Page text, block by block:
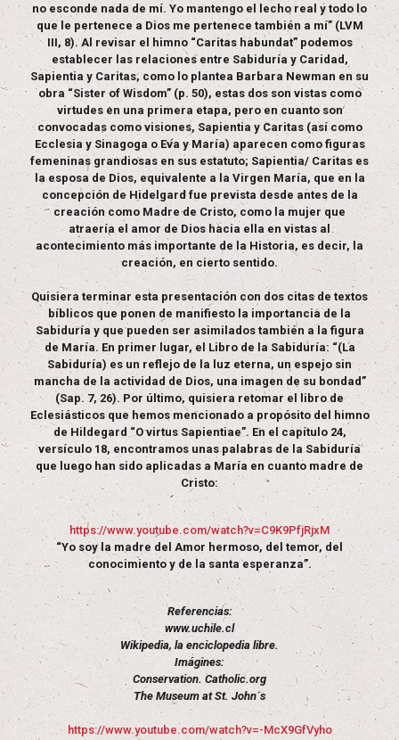
no esconde nada de mí. Yo mantengo el lecho real y todo lo
que le pertenece a Dios me pertenece también a mí” (LVM
III, 8). Al revisar el himno “Caritas habundat” podemos
establecer las relaciones entre Sabiduría y Caridad,
Sapientia y Caritas, como lo plantea Barbara Newman en su
obra “Sister of Wisdom” (p. 50), estas dos son vistas como
virtudes en una primera etapa, pero en cuanto son
convocadas como visiones, Sapientia y Caritas (así como
Ecclesia y Sinagoga o Eva y María) aparecen como figuras
femeninas grandiosas en sus estatuto; Sapientia/ Caritas es
la esposa de Dios, equivalente a la Virgen María, que en la
concepción de Hidelgard fue prevista desde antes de la
creación como Madre de Cristo, como la mujer que
atraería el amor de Dios hacia ella en vistas al
acontecimiento más importante de la Historia, es decir, la
creación, en cierto sentido.
Quisiera terminar esta presentación con dos citas de textos
bíblicos que ponen de manifiesto la importancia de la
Sabiduría y que pueden ser asimilados también a la figura
de María. En primer lugar, el Libro de la Sabiduría: “(La
Sabiduría) es un reflejo de la luz eterna, un espejo sin
mancha de la actividad de Dios, una imagen de su bondad”
(Sap. 7, 26). Por último, quisiera retomar el libro de
Eclesiásticos que hemos mencionado a propósito del himno
de Hildegard “O virtus Sapientiae”. En el capítulo 24,
versículo 18, encontramos unas palabras de la Sabiduría
que luego han sido aplicadas a María en cuanto madre de
Cristo:
https://www.youtube.com/watch?v=C9K9PfjRjxM
“Yo soy la madre del Amor hermoso, del temor, del
conocimiento y de la santa esperanza”.
Referencias:
www.uchile.cl
Wikipedia, la enciclopedia libre.
Imágines:
Conservation. Catholic.org
The Museum at St. John´s
https://www.youtube.com/watch?v=-McX9GfVyho